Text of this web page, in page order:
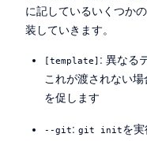
に記しているいくつか
装していきます。
[template] : 異なる
これが渡されない
を促します
--git: git initを